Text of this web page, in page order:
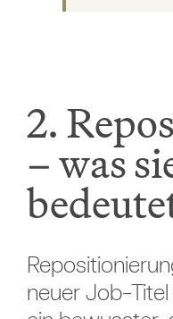
2.
– was
neuer Job-